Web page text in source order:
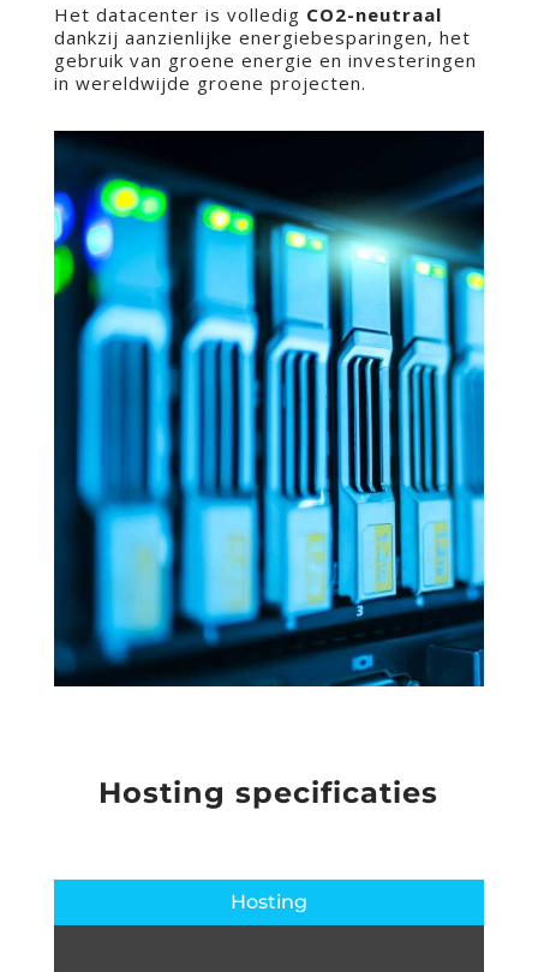
Het datacenter is volledig CO2-neutraal
dankzij aanzienlijke energiebesparingen, het
gebruik van groene energie en investeringen
in wereldwijde groene projecten.
Hosting specificaties
Hosting